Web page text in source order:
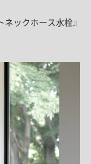
ックホース水栓』